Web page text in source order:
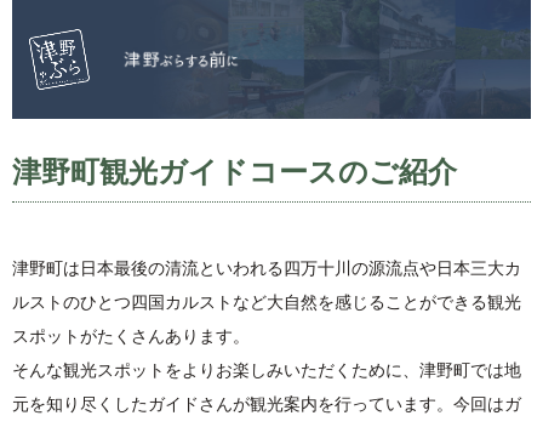
津野町観光ガイドコースのご紹介
津野町は日本最後の清流といわれる四万十川の源流点や日本三大カ
ルストのひとつ四国カルストなど大自然を感じることができる観光
スポットがたくさんあります。
そんな観光スポットをよりお楽しみいただくために、津野町では地
元を知り尽くしたガイドさんが観光案内を行っています。今回はガ